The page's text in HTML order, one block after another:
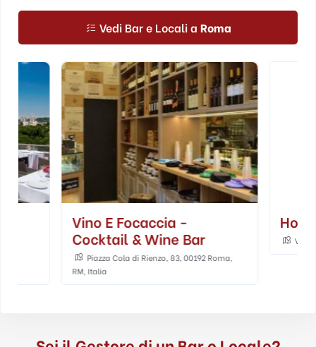
Vedi Bar e Locali a Roma
Vino E Focaccia -
Cocktail & Wine Bar
Piazza Cola di Rienzo, 83, 00192 Roma,
Hotel
Via della